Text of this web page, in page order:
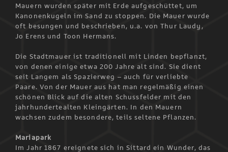
Mauern wurden später mit Erde aufgeschüttet, um
Kanonenkugeln im Sand zu stoppen. Die Mauer wurde
oft besungen und beschrieben, u.a. von Thur Laudy,
Jo Erens und Toon Hermans.
Die Stadtmauer ist traditionell mit Linden bepflanzt,
von denen einige etwa 200 Jahre alt sind. Sie dient
seit Langem als Spazierweg – auch für verliebte
Paare. Von der Mauer aus hat man regelmäßig einen
schönen Blick auf die alten Schussfelder mit den
jahrhundertealten Kleingärten. In den Mauern
wachsen zudem besondere, teils seltene Pflanzen.
Mariapark
Im Jahr 1867 ereignete sich in Sittard ein Wunder, das